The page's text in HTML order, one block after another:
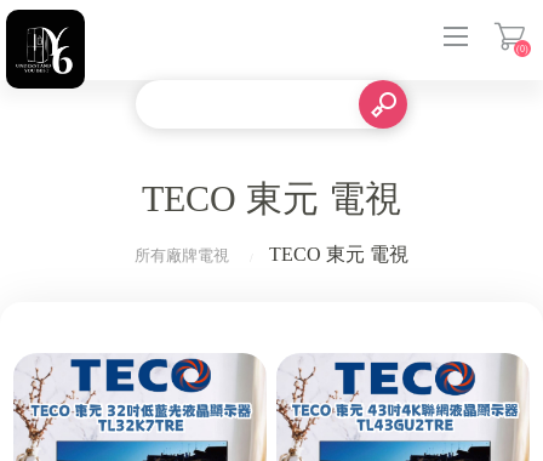
(0)
TECO 東元 電視
所有廠牌電視 TECO 東元 電視